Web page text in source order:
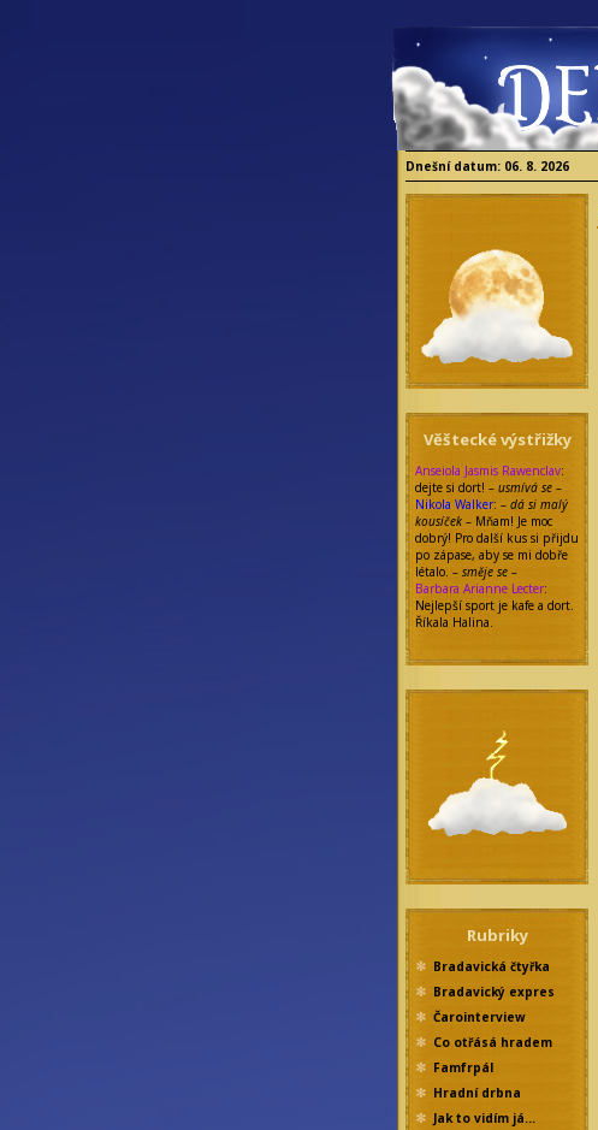
Dnešní datum: 06. 8. 2026
Věštecké výstřižky
Anseiola Jasmis Rawenclav:
dejte si dort! – usmívá se –
Nikola Walker: – dá si malý
kousíček – Mňam! Je moc
dobrý! Pro další kus si přijdu
po zápase, aby se mi dobře
létalo. – směje se –
Barbara Arianne Lecter:
Nejlepší sport je kafe a dort.
Říkala Halina.
Rubriky
Bradavická čtyřka
Bradavický expres
Čarointerview
Co otřásá hradem
Famfrpál
Hradní drbna
Jak to vidím já…